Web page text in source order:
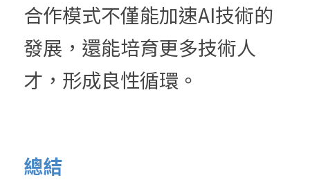
合作模式不僅能加速AI技術的
發展，還能培育更多技術人
才，形成良性循環。
總結